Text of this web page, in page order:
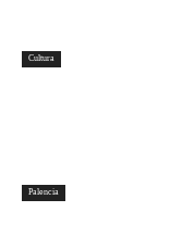
Cultura
Palencia